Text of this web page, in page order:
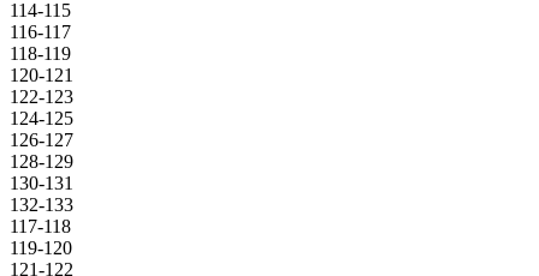
114-115
116-117
118-119
120-121
122-123
124-125
126-127
128-129
130-131
132-133
117-118
119-120
121-122